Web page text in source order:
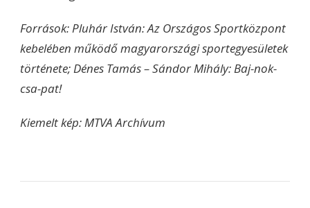
Források: Pluhár István: Az Országos Sportközpont
kebelében működő magyarországi sportegyesületek
története;Dénes Tamás – Sándor Mihály: Baj-nok-
csa-pat!
Kiemelt kép: MTVA Archívum